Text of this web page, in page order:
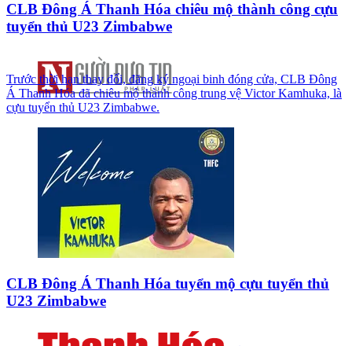
CLB Đông Á Thanh Hóa chiêu mộ thành công cựu
tuyển thủ U23 Zimbabwe
Trước thời hạn thay đổi, đăng ký ngoại binh đóng cửa, CLB Đông
Á Thanh Hóa đã chiêu mộ thành công trung vệ Victor Kamhuka, là
cựu tuyển thủ U23 Zimbabwe.
CLB Đông Á Thanh Hóa tuyển mộ cựu tuyển thủ
U23 Zimbabwe